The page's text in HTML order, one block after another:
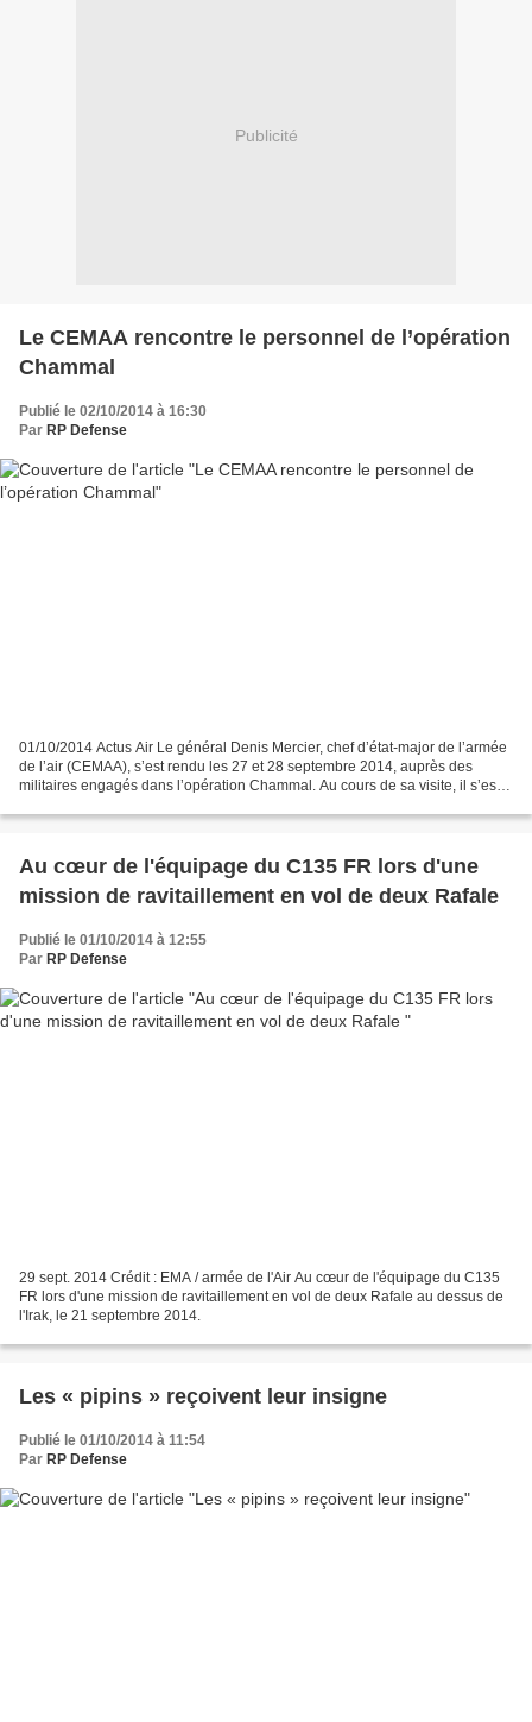
Publicité
Le CEMAA rencontre le personnel de l’opération
Chammal
Publié le 02/10/2014 à 16:30
Par RP Defense
01/10/2014 Actus Air Le général Denis Mercier, chef d’état-major de l’armée
de l’air (CEMAA), s’est rendu les 27 et 28 septembre 2014, auprès des
militaires engagés dans l’opération Chammal. Au cours de sa visite, il s’est
Au cœur de l'équipage du C135 FR lors d'une
mission de ravitaillement en vol de deux Rafale
Publié le 01/10/2014 à 12:55
Par RP Defense
29 sept. 2014 Crédit : EMA / armée de l'Air Au cœur de l'équipage du C135
FR lors d'une mission de ravitaillement en vol de deux Rafale au dessus de
l'Irak, le 21 septembre 2014.
Les « pipins » reçoivent leur insigne
Publié le 01/10/2014 à 11:54
Par RP Defense